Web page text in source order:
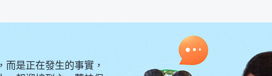
是正在發生的事實，